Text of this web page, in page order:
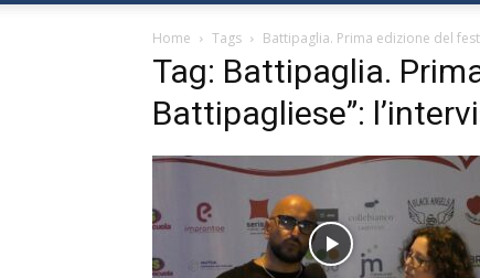
Home Tags Battipaglia. Prima edizione del
Tag: Battipaglia.
Battipagliese”: